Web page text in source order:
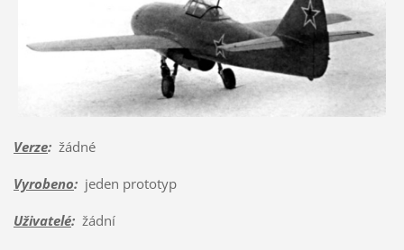
Verze:žádné
Vyrobeno:jeden prototyp
Uživatelé:žádní